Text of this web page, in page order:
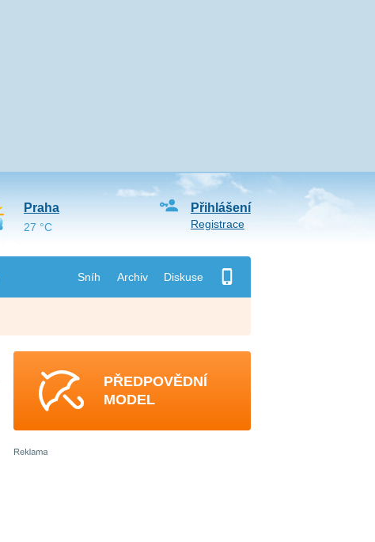
Sníh Archiv Diskuse
Přihlášení
Registrace
Praha
27 °C
PŘEDPOVĚDNÍ
MODEL